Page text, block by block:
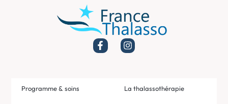
Programme & soins La thalassothérapie